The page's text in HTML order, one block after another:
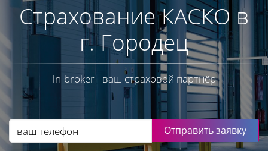
Страхование КАСКО в
г. Городец
in-broker - ваш страховой партнёр
Отправить заявку